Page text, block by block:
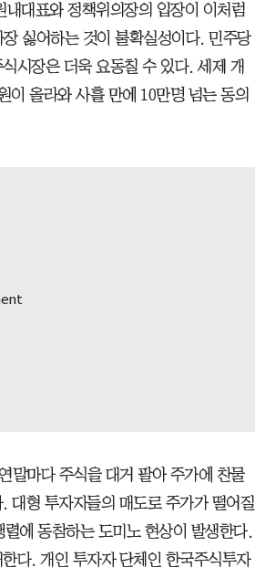
대표와 정책위의장의 입장이 이처럼
싫어하는 것이 불확실성이다. 민주당
시장은 더욱 요동칠 수 있다. 세제 개
이 올라와 사흘 만에 10만명 넘는 동의
말마다 주식을 대거 팔아 주가에 찬물
대형 투자자들의 매도로 주가가 떨어질
에 동참하는 도미노 현상이 발생한다.
다. 개인 투자자 단체인 한국주식투자